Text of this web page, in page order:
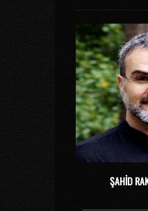
ŞAHID